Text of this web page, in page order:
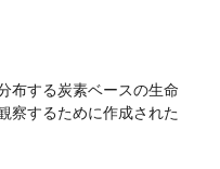
布する炭素ベースの生命
察するために作成された